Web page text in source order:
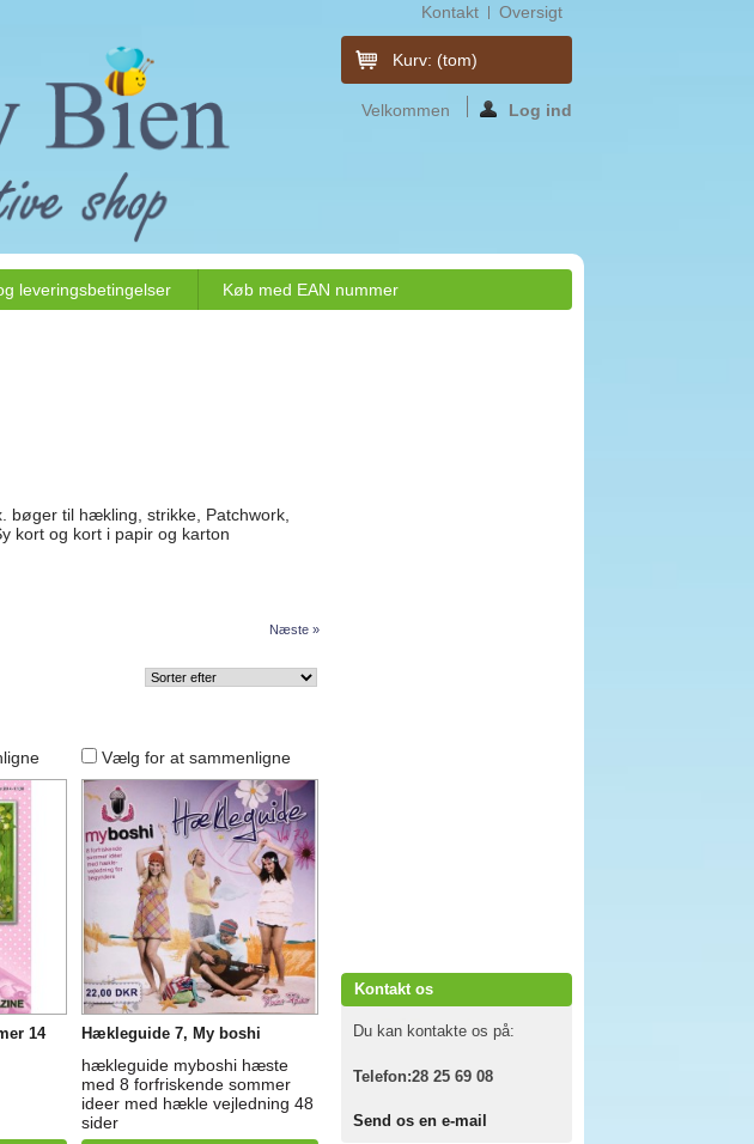
Kontakt Oversigt
Kurv: (tom)
Velkommen Log ind
leveringsbetingelser Køb med EAN nummer
bøger til hækling, strikke, Patchwork,
kort og kort i papir og karton
Næste »
14
Vælg for at sammenligne
Hækleguide 7, My boshi
hækleguide myboshi hæste
med 8 forfriskende sommer
ideer med hækle vejledning 48
sider
Kontakt os
Du kan kontakte os på:
Telefon:28 25 69 08
Send os en e-mail